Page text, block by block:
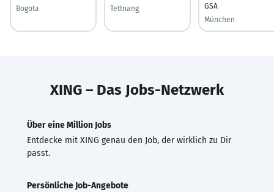
Bogota
Tettnang
GSA
München
XING – Das Jobs-Netzwerk
Über eine Million Jobs
Entdecke mit XING genau den Job, der wirklich zu Dir
passt.
Persönliche Job-Angebote